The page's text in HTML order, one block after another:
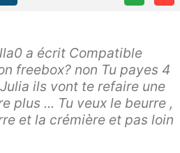
a écrit Compatible
freebox? non Tu payes 4
ils vont te refaire une
plus ... Tu veux le beurre ,
et la crémière et pas loin